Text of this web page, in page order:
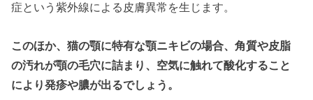
症という紫外線による皮膚異常を生じます。
このほか、猫の顎に特有な顎ニキビの場合、角質や皮脂
の汚れが顎の毛穴に詰まり、空気に触れて酸化すること
により発疹や膿が出るでしょう。